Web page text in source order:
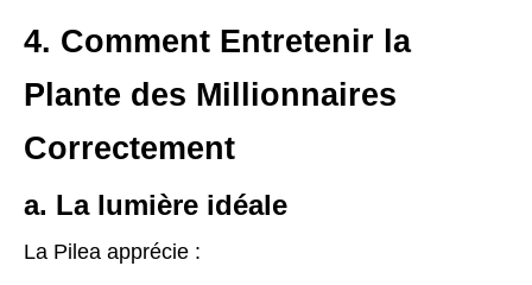
4. Comment Entretenir la
Plante des Millionnaires
Correctement
a. La lumière idéale
La Pilea apprécie :